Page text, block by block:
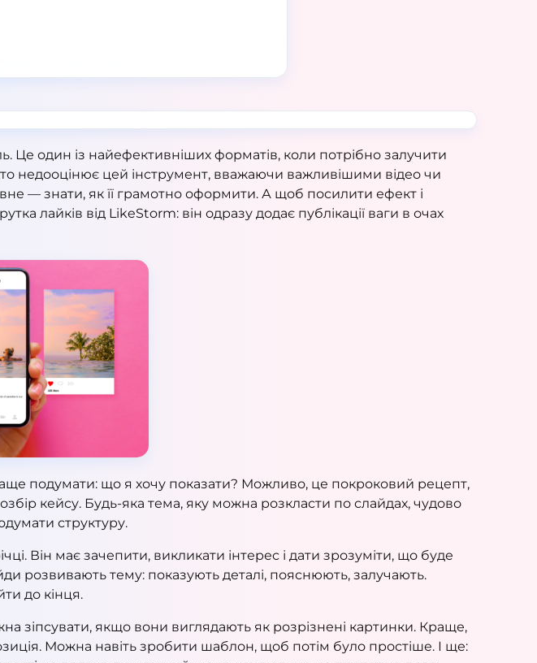
Це один із найефективніших форматів, коли потрібно залучити
недооцінює цей інструмент, вважаючи важливішими відео чи
— знати, як її грамотно оформити. А щоб посилити ефект і
лайків від LikeStorm: він одразу додає публікації ваги в очах
подумати: що я хочу показати? Можливо, це покроковий рецепт,
кейсу. Будь-яка тема, яку можна розкласти по слайдах, чудово
структуру.
має зачепити, викликати інтерес і дати зрозуміти, що буде
розвивають тему: показують деталі, пояснюють, залучають.
до кінця.
зіпсувати, якщо вони виглядають як розрізнені картинки. Краще,
Можна навіть зробити шаблон, щоб потім було простіше. І ще: